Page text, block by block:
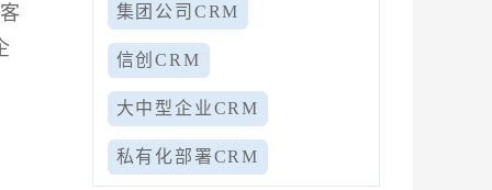
集团公司CRM
信创CRM
大中型企业CRM
私有化部署CRM